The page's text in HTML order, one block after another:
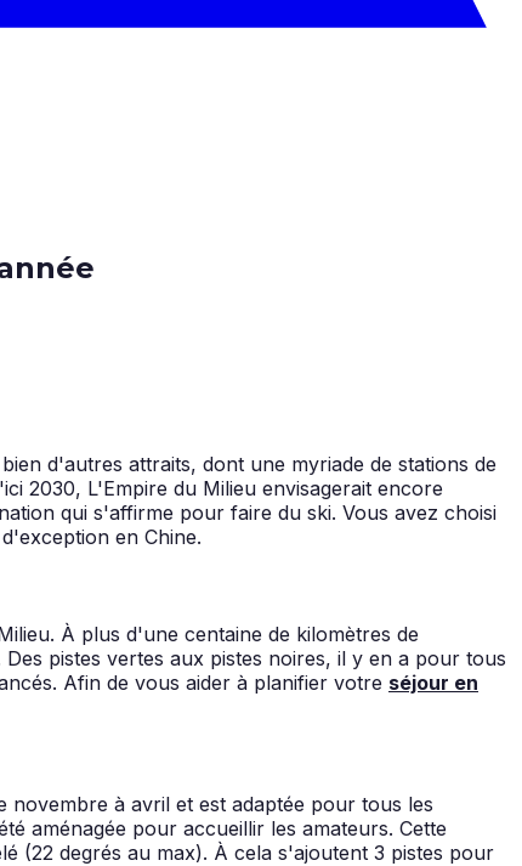
d'autres attraits, dont une myriade de stations de
2030, L'Empire du Milieu envisagerait encore
qui s'affirme pour faire du ski. Vous avez choisi
en Chine.
À plus d'une centaine de kilomètres de
pistes vertes aux pistes noires, il y en a pour tous
Afin de vous aider à planifier votre séjour en
novembre à avril et est adaptée pour tous les
aménagée pour accueillir les amateurs. Cette
(22 degrés au max). À cela s'ajoutent 3 pistes pour